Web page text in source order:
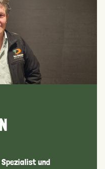
Spezialist und